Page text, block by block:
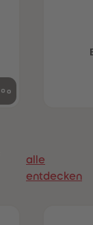
alle
entdecken